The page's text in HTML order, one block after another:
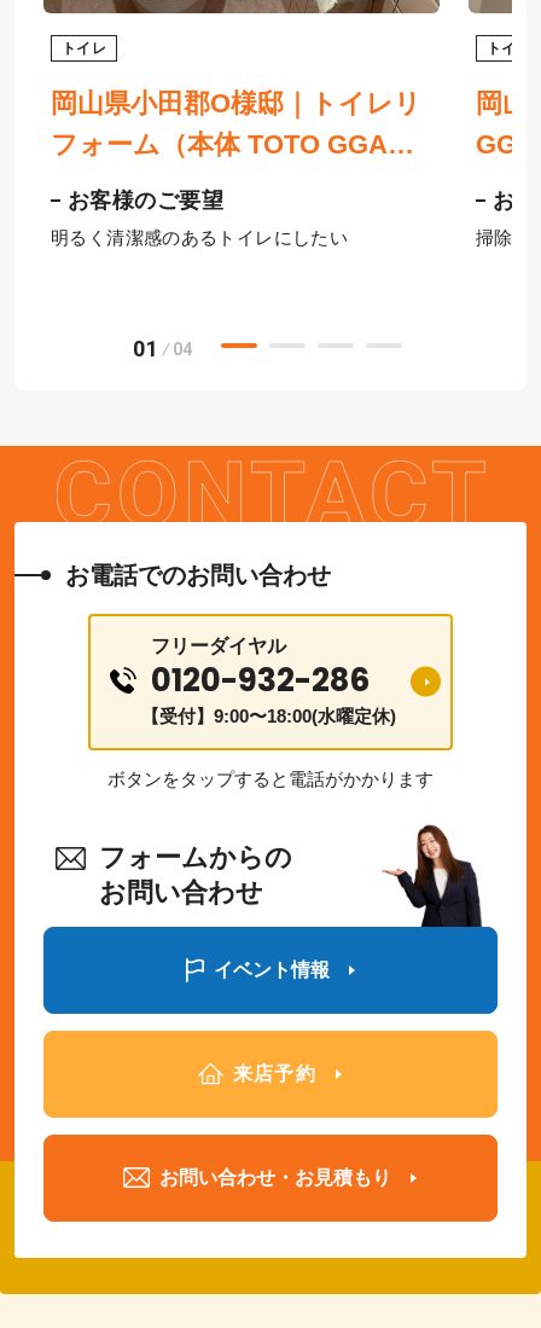
トイレ
岡山県小田郡O様邸｜トイレリ
フォーム（本体 TOTO GGA、
床 サンゲツHフロア、窓 YKK
AP）
お客様のご要望
明るく清潔感のあるトイレにしたい
トイレ
岡山
ス
お
掃除が
01 04
お電話でのお問い合わせ
フリーダイヤル
0120-932-286
【受付】9:00〜18:00(水曜定休)
ボタンをタップすると電話がかかります
フォームからの
お問い合わせ
イベント情報
来店予約
お問い合わせ・お見積もり